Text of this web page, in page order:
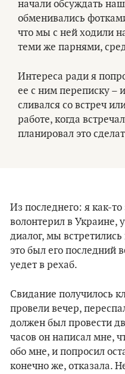
начали обсуждать
обменивались
что мы с ней ходили
теми же парнями,
Интереса ради я
ее с ним переписку –
сливался со встреч
работе, когда
планировал это
Из последнего: я как-
волонтерил в Украине,
диалог, мы встретились
это был его последний
уедет в рехаб.
Свидание получилось
провели вечер,
должен был провести
часов он написал мне,
обо мне, и попросил
конечно же, отказала.